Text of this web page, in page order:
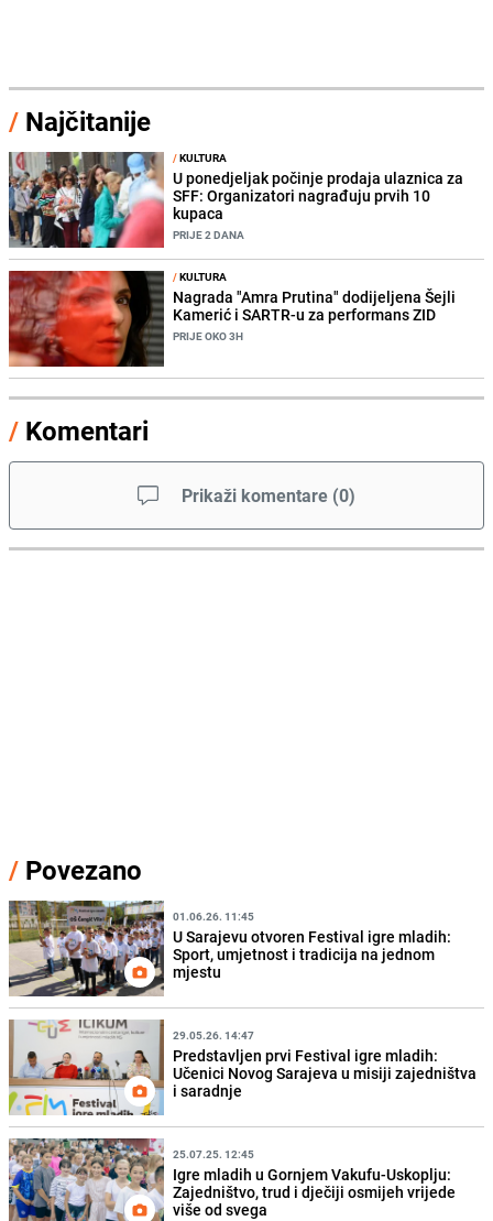
/ Najčitanije
/KULTURA
U ponedjeljak počinje prodaja ulaznica za
SFF: Organizatori nagrađuju prvih 10
kupaca
PRIJE 2 DANA
/KULTURA
Nagrada "Amra Prutina" dodijeljena Šejli
Kamerić i SARTR-u za performans ZID
PRIJE OKO 3H
/ Komentari
Prikaži komentare (0)
/ Povezano
01.06.26. 11:45
U Sarajevu otvoren Festival igre mladih:
Sport, umjetnost i tradicija na jednom
mjestu
29.05.26. 14:47
Predstavljen prvi Festival igre mladih:
Učenici Novog Sarajeva u misiji zajedništva
i saradnje
25.07.25. 12:45
Igre mladih u Gornjem Vakufu-Uskoplju:
Zajedništvo, trud i dječiji osmijeh vrijede
više od svega